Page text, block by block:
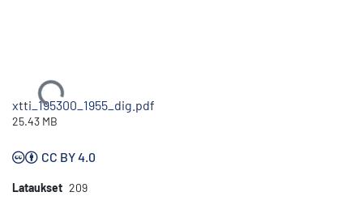
Ladataan...
xtti_195300_1955_dig.pdf
25.43 MB
CC BY 4.0
Lataukset 209